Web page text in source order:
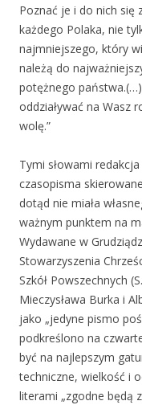
Poznać je i do nich
każdego Polaka, nie
najmniejszego, który
należą do
potężnego
oddziaływać na Wasz
wolę.”
Tymi słowami
czasopisma
dotąd nie miała
ważnym punktem na
Wydawane w
Stowarzyszenia
Szkół Powszechnych
Mieczysława Burka i
jako „jedyne pismo
podkreślono na
być na najlepszym
techniczne, wielkość i
literami „zgodne będą